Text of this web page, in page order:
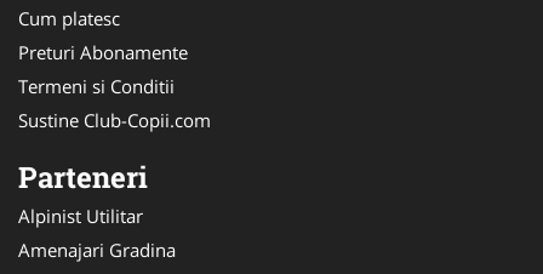
Cum platesc
Preturi Abonamente
Termeni si Conditii
Sustine Club-Copii.com
Parteneri
Alpinist Utilitar
Amenajari Gradina